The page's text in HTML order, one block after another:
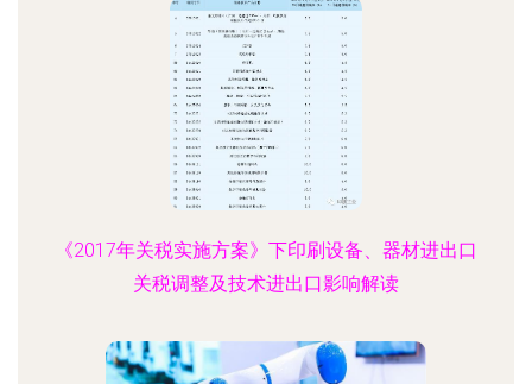
《2017年关税实施方案》下印刷设备、器材进出口
关税调整及技术进出口影响解读